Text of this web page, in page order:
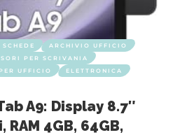
ARCHIVIO UFFICIO
PER SCRIVANIA
UFFICIO
ELETTRONICA
A9: Display 8.7″
RAM 4GB, 64GB,